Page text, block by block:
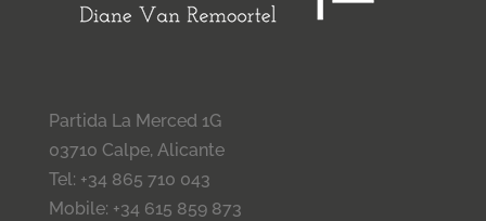
Partida La Merced 1G
03710 Calpe, Alicante
Tel: +34 865 710 043
Mobile: +34 615 859 873